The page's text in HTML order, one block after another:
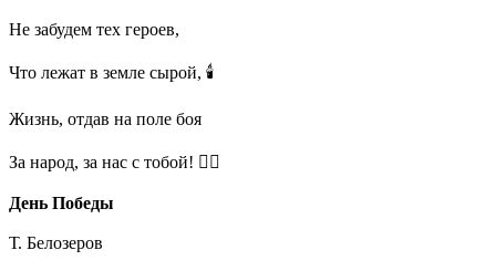
Не забудем тех героев,
Что лежат в земле сырой, 🕯️
Жизнь, отдав на поле боя
За народ, за нас с тобой! ❤️‍🔥
День Победы
Т. Белозеров